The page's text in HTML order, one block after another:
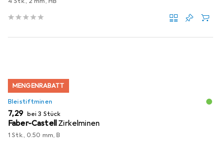
MENGENRABATT
Bleistiftminen
EUR
7,29 bei 3 Stück
Faber-Castell Zirkelminen
1 Stk., 0.50 mm, B